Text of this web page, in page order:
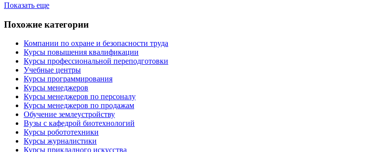
Показать еще
Похожие категории
Компании по охране и безопасности труда
Курсы повышения квалификации
Курсы профессиональной переподготовки
Учебные центры
Курсы программирования
Курсы менеджеров
Курсы менеджеров по персоналу
Курсы менеджеров по продажам
Обучение землеустройству
Вузы с кафедрой биотехнологий
Курсы робототехники
Курсы журналистики
Курсы прикладного искусства